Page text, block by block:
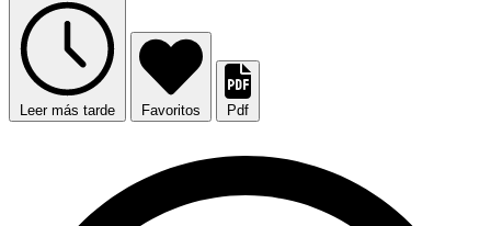
Leer más tarde Favoritos Pdf